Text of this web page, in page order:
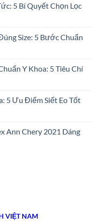
5 Bí Quyết Chọn Lọc
Size: 5 Bước Chuẩn
Y Khoa: 5 Tiêu Chí
5 Ưu Điểm Siết Eo Tốt
Ann Chery 2021 Dáng
VIỆT NAM